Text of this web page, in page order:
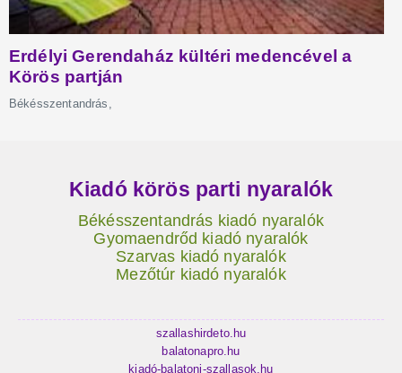
Kiadó körös parti nyaralók
Békésszentandrás kiadó nyaralók
Gyomaendrőd kiadó nyaralók
Szarvas kiadó nyaralók
Mezőtúr kiadó nyaralók
szallashirdeto.hu
balatonapro.hu
kiadó-balatoni-szallasok.hu